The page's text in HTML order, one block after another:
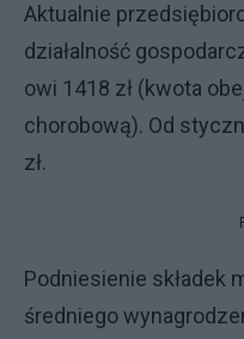
Aktualnie
działalność
owi 1418 zł (kwota
chorobową). Od
zł.
Podniesienie składek
średniego